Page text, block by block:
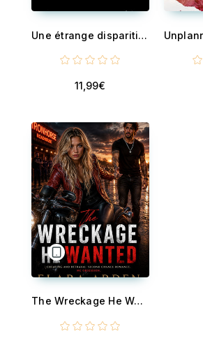
Une étrange disparition
11,99€
The Wreckage He Wanted - A Cheating Husband, Betrayal, Second Chance & MC Obsession Romance